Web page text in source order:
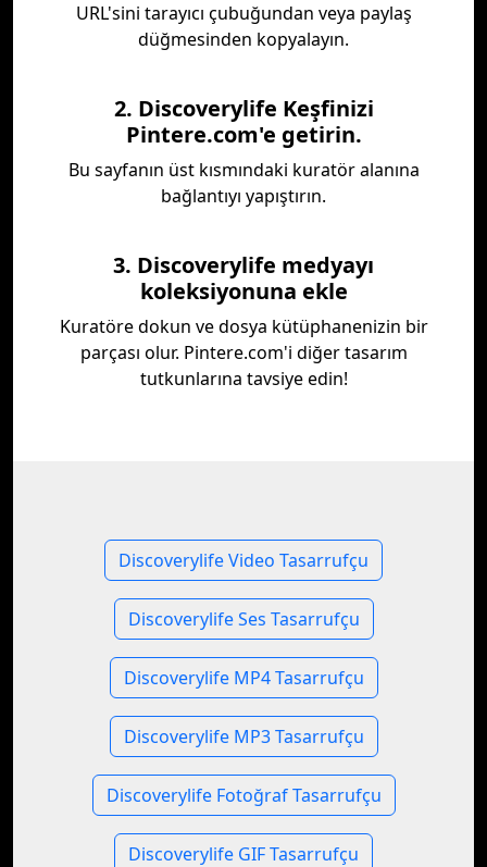
URL'sini tarayıcı çubuğundan veya paylaş
düğmesinden kopyalayın.
2. Discoverylife Keşfinizi
Pintere.com'e getirin.
Bu sayfanın üst kısmındaki kuratör alanına
bağlantıyı yapıştırın.
3. Discoverylife medyayı
koleksiyonuna ekle
Kuratöre dokun ve dosya kütüphanenizin bir
parçası olur. Pintere.com'i diğer tasarım
tutkunlarına tavsiye edin!
Discoverylife Video Tasarrufçu
Discoverylife Ses Tasarrufçu
Discoverylife MP4 Tasarrufçu
Discoverylife MP3 Tasarrufçu
Discoverylife Fotoğraf Tasarrufçu
Discoverylife GIF Tasarrufçu